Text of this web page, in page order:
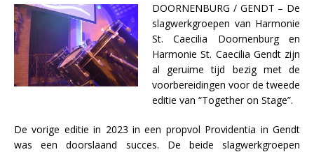
DOORNENBURG / GENDT – De
slagwerkgroepen van Harmonie
St. Caecilia Doornenburg en
Harmonie St. Caecilia Gendt zijn
al geruime tijd bezig met de
voorbereidingen voor de tweede
editie van “Together on Stage”.
De vorige editie in 2023 in een propvol Providentia in Gendt
was een doorslaand succes. De beide slagwerkgroepen